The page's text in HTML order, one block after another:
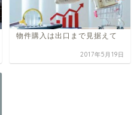
物件購入は出口まで見据えて
2017年5月19日